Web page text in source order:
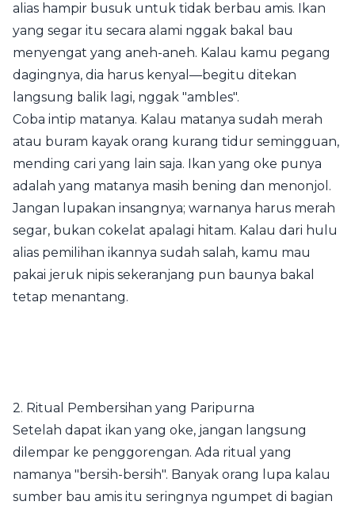
alias hampir busuk untuk tidak berbau amis. Ikan
yang segar itu secara alami nggak bakal bau
menyengat yang aneh-aneh. Kalau kamu pegang
dagingnya, dia harus kenyal—begitu ditekan
langsung balik lagi, nggak "ambles".
Coba intip matanya. Kalau matanya sudah merah
atau buram kayak orang kurang tidur semingguan,
mending cari yang lain saja. Ikan yang oke punya
adalah yang matanya masih bening dan menonjol.
Jangan lupakan insangnya; warnanya harus merah
segar, bukan cokelat apalagi hitam. Kalau dari hulu
alias pemilihan ikannya sudah salah, kamu mau
pakai jeruk nipis sekeranjang pun baunya bakal
tetap menantang.
2. Ritual Pembersihan yang Paripurna
Setelah dapat ikan yang oke, jangan langsung
dilempar ke penggorengan. Ada ritual yang
namanya "bersih-bersih". Banyak orang lupa kalau
sumber bau amis itu seringnya ngumpet di bagian